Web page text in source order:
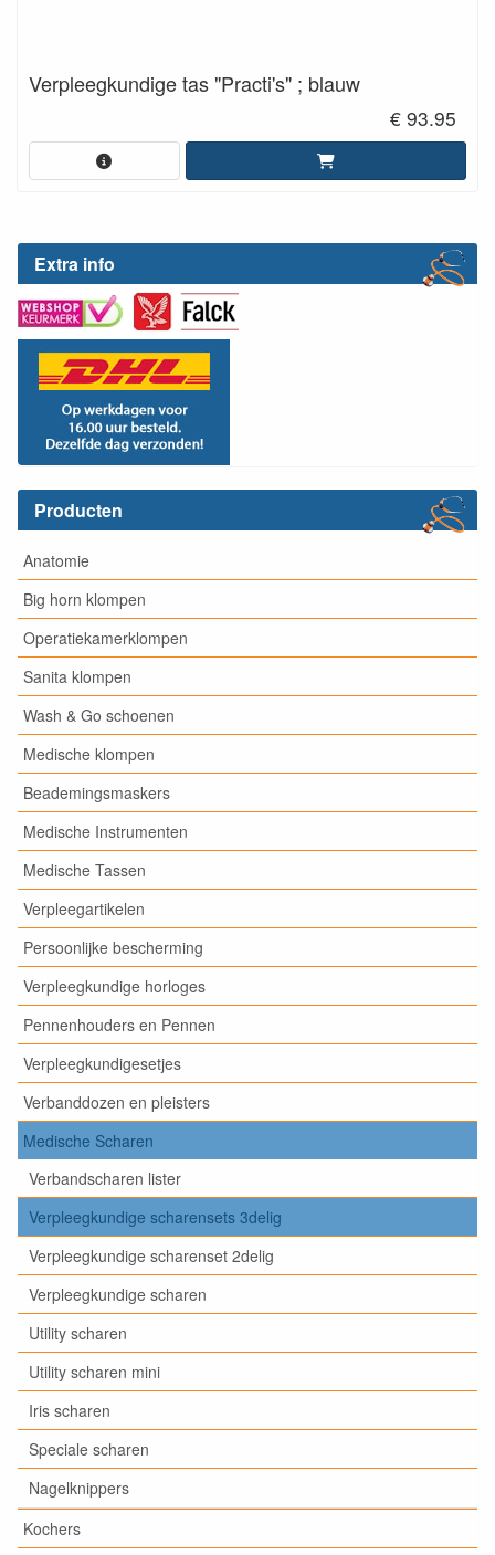
Extra info
Producten
Anatomie
Big horn klompen
Operatiekamerklompen
Sanita klompen
Wash & Go schoenen
Medische klompen
Beademingsmaskers
Medische Instrumenten
Medische Tassen
Verpleegartikelen
Persoonlijke bescherming
Verpleegkundige horloges
Pennenhouders en Pennen
Verpleegkundigesetjes
Verbanddozen en pleisters
Medische Scharen
Verbandscharen lister
Verpleegkundige scharensets 3delig
Verpleegkundige scharenset 2delig
Verpleegkundige scharen
Utility scharen
Utility scharen mini
Iris scharen
Speciale scharen
Nagelknippers
Kochers
Verpleegkundige tas "Practi's" ; blauw
€ 93.95